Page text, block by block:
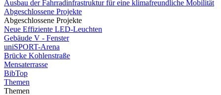
Ausbau der Fahrradinfrastruktur für eine klimafreundliche Mobilität
Abgeschlossene Projekte
Abgeschlossene Projekte
Neue Effiziente LED-Leuchten
Gebäude V - Fenster
uniSPORT-Arena
Brücke Kohlenstraße
Mensaterrasse
BibTop
Themen
Themen